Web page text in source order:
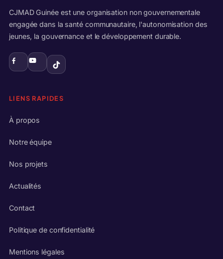
CJMAD Guinée est une organisation non gouvernementale
engagée dans la santé communautaire, l'autonomisation des
jeunes, la gouvernance et le développement durable.
LIENS RAPIDES
À propos
Notre équipe
Nos projets
Actualités
Contact
Politique de confidentialité
Mentions légales